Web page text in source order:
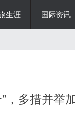
生涯 国际资讯
，多措并举